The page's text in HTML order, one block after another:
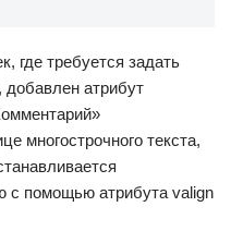
где требуется задать
атрибут
многострочного текста,
с помощью атрибута valign